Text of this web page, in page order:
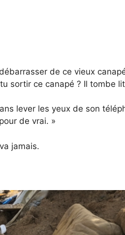
de ce vieux
sortir ce canapé ? Il tombe
lever les yeux de son
de vrai. »
jamais.